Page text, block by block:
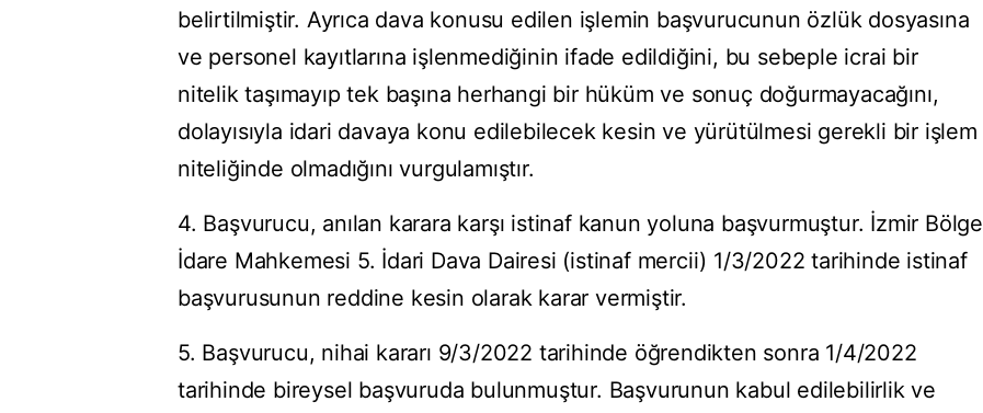
belirtilmiştir. Ayrıca dava konusu edilen işlemin başvurucunun özlük dosyasına
ve personel kayıtlarına işlenmediğinin ifade edildiğini, bu sebeple icrai bir
nitelik taşımayıp tek başına herhangi bir hüküm ve sonuç doğurmayacağını,
dolayısıyla idari davaya konu edilebilecek kesin ve yürütülmesi gerekli bir işlem
niteliğinde olmadığını vurgulamıştır.
4. Başvurucu, anılan karara karşı istinaf kanun yoluna başvurmuştur. İzmir Bölge
İdare Mahkemesi 5. İdari Dava Dairesi (istinaf mercii) 1/3/2022 tarihinde istinaf
başvurusunun reddine kesin olarak karar vermiştir.
5. Başvurucu, nihai kararı 9/3/2022 tarihinde öğrendikten sonra 1/4/2022
tarihinde bireysel başvuruda bulunmuştur. Başvurunun kabul edilebilirlik ve